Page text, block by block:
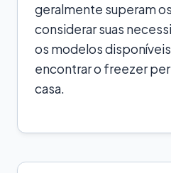
geralmente superam
considerar suas
os modelos
encontrar o freezer
casa.